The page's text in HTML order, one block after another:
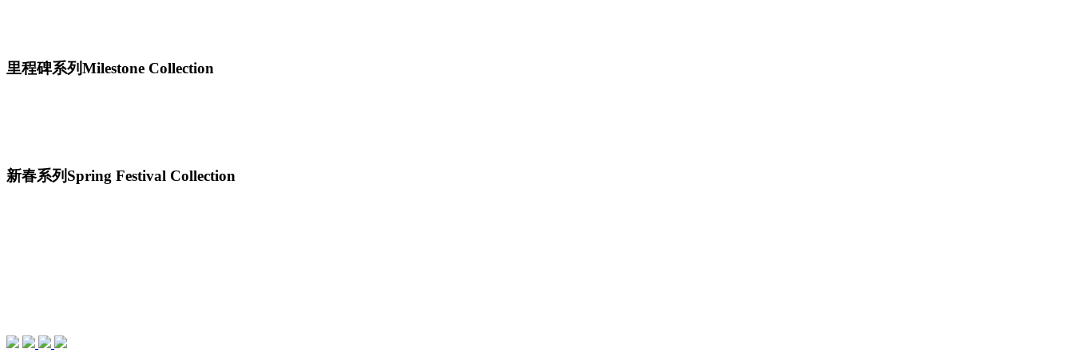
里程碑系列Milestone Collection
新春系列 Spring Festival Collection